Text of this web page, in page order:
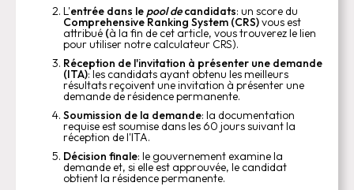
L'entrée dans le pool decandidats: un score du
Comprehensive Ranking System (CRS)vous est
attribué (à la fin de cet article, vous trouverez le lien
pour utiliser notre calculateur CRS).
Réception de l'invitation à présenter une demande
(ITA): les candidats ayant obtenu les meilleurs
résultats reçoivent une invitation à présenter une
demande de résidence permanente.
Soumission de la demande: la documentation
requise est soumise dans les 60 jours suivant la
réception de l'ITA.
Décision finale: le gouvernement examine la
demande et, si elle est approuvée, le candidat
obtient la résidence permanente.